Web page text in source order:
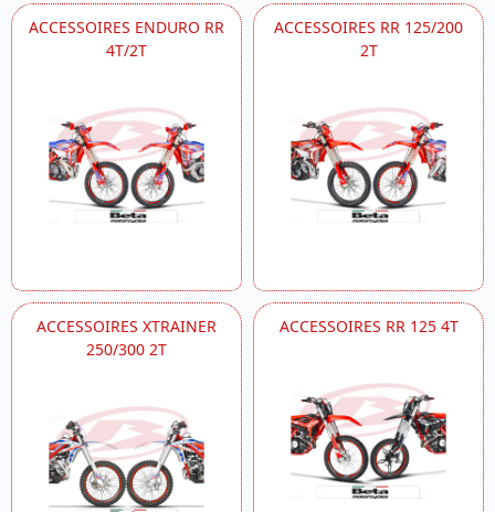
ACCESSOIRES ENDURO RR
4T/2T
ACCESSOIRES RR 125/200
2T
ACCESSOIRES XTRAINER
250/300 2T
ACCESSOIRES RR 125 4T